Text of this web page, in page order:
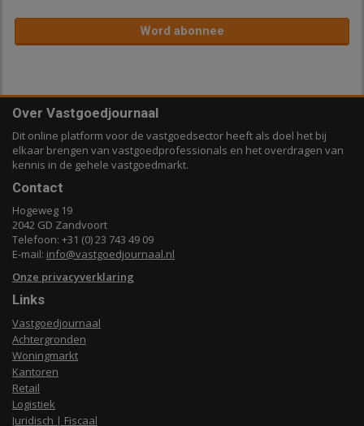
Word abonnee
Over Vastgoedjournaal
Dit online platform voor de vastgoedsector heeft als doel het bij
elkaar brengen van vastgoedprofessionals en het overdragen van
kennis in de gehele vastgoedmarkt.
Contact
Hogeweg 19
2042 GD Zandvoort
Telefoon: +31 (0) 23 743 49 09
E-mail: info@vastgoedjournaal.nl
Onze privacyverklaring
Links
Vastgoedjournaal
Achtergronden
Woningmarkt
Kantoren
Retail
Logistiek
Juridisch | Fiscaal